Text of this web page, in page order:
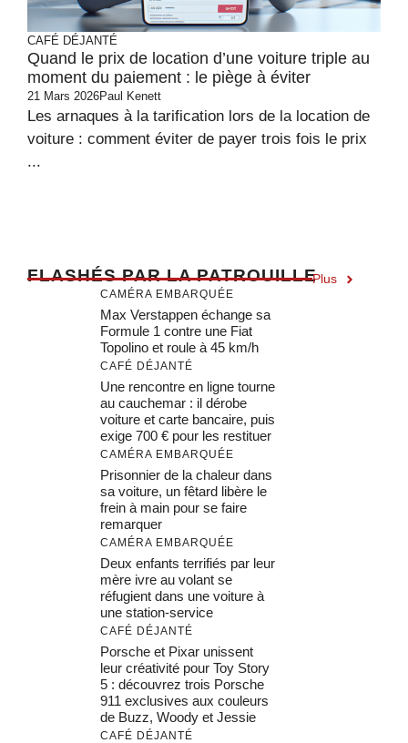
CAFÉ DÉJANTÉ
Quand le prix de location d’une voiture triple au
moment du paiement : le piège à éviter
21 Mars 2026Paul Kenett
Les arnaques à la tarification lors de la location de
voiture : comment éviter de payer trois fois le prix
...
FLASHÉS PAR LA PATROUILLEPlus
CAMÉRA EMBARQUÉE
Max Verstappen échange sa
Formule 1 contre une Fiat
Topolino et roule à 45 km/h
CAFÉ DÉJANTÉ
Une rencontre en ligne tourne
au cauchemar : il dérobe
voiture et carte bancaire, puis
exige 700 € pour les restituer
CAMÉRA EMBARQUÉE
Prisonnier de la chaleur dans
sa voiture, un fêtard libère le
frein à main pour se faire
remarquer
CAMÉRA EMBARQUÉE
Deux enfants terrifiés par leur
mère ivre au volant se
réfugient dans une voiture à
une station-service
CAFÉ DÉJANTÉ
Porsche et Pixar unissent
leur créativité pour Toy Story
5 : découvrez trois Porsche
911 exclusives aux couleurs
de Buzz, Woody et Jessie
CAFÉ DÉJANTÉ